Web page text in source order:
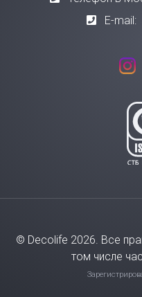
E-mail:
© Decolife 2026. Все
том числе